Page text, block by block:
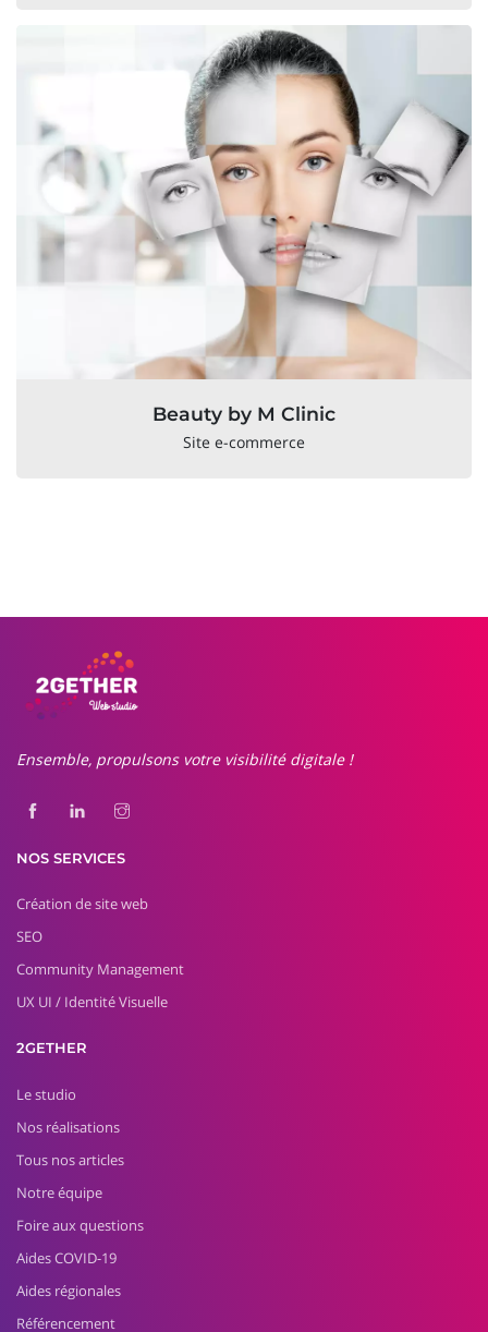
Beauty by M Clinic
Site e-commerce
Ensemble, propulsons votre visibilité digitale !
NOS SERVICES
Création de site web
SEO
Community Management
UX UI / Identité Visuelle
2GETHER
Le studio
Nos réalisations
Tous nos articles
Notre équipe
Foire aux questions
Aides COVID-19
Aides régionales
Référencement